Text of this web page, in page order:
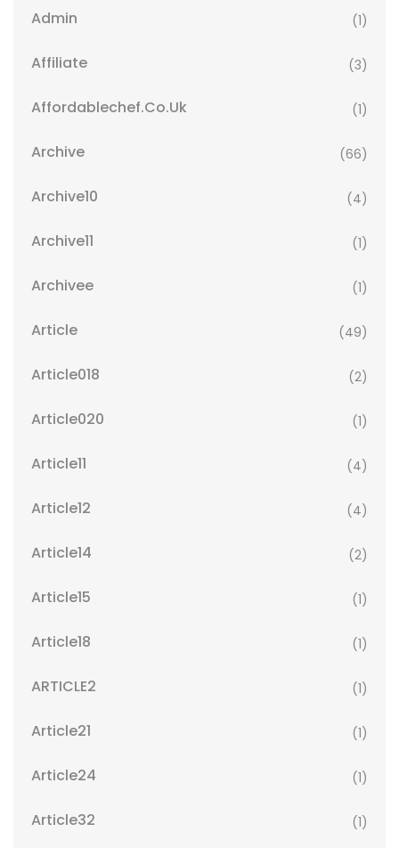
Admin (1)
Affiliate (3)
Affordablechef.co.uk (1)
Archive (66)
Archive10 (4)
Archive11 (1)
Archivee (1)
Article (49)
Article018 (2)
Article020 (1)
Article11 (4)
Article12 (4)
Article14 (2)
Article15 (1)
Article18 (1)
ARTICLE2 (1)
Article21 (1)
Article24 (1)
Article32 (1)